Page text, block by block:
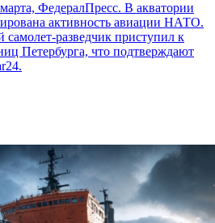
ФедералПресс. В акватории
активность авиации НАТО.
разведчик приступил к
Петербурга, что подтверждают